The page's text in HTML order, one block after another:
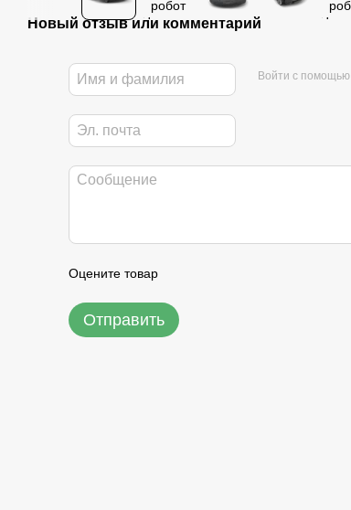
Новый отзыв или комментарий
Войти с помощью
Оцените товар
Отправить